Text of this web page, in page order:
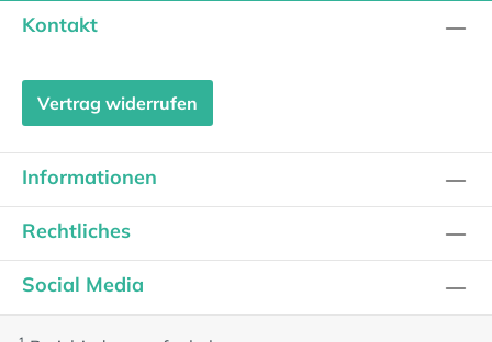
Kontakt
Vertrag widerrufen
Informationen
Rechtliches
Social Media